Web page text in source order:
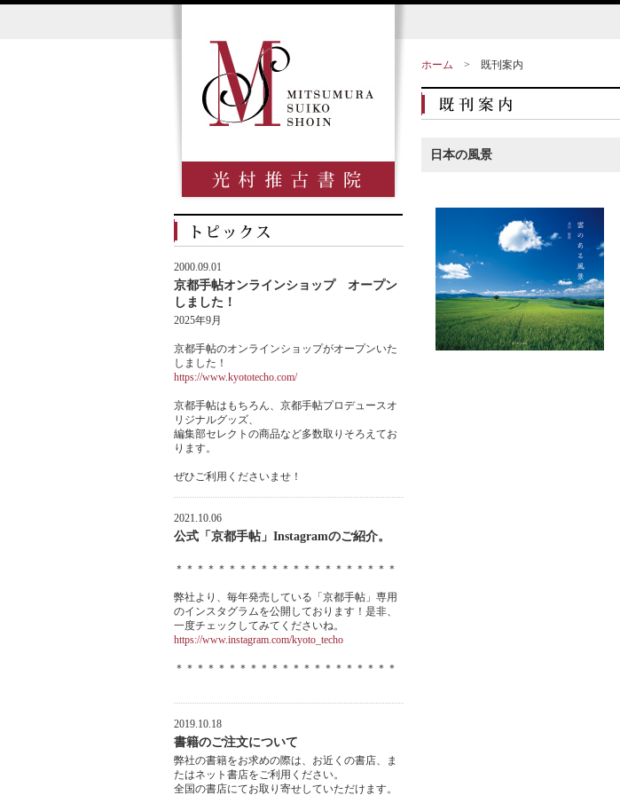
ホーム > 既刊案内
日本の風景
2000.09.01
京都手帖オンラインショップ オープン
しました！
2025年9月
京都手帖のオンラインショップがオープンいた
しました！
https://www.kyototecho.com/
京都手帖はもちろん、京都手帖プロデュースオ
リジナルグッズ、
編集部セレクトの商品など多数取りそろえてお
ります。
ぜひご利用くださいませ！
2021.10.06
公式「京都手帖」Instagramのご紹介。
＊＊＊＊＊＊＊＊＊＊＊＊＊＊＊＊＊＊＊＊＊
弊社より、毎年発売している「京都手帖」専用
のインスタグラムを公開しております！是非、
一度チェックしてみてくださいね。
https://www.instagram.com/kyoto_techo
＊＊＊＊＊＊＊＊＊＊＊＊＊＊＊＊＊＊＊＊＊
2019.10.18
書籍のご注文について
弊社の書籍をお求めの際は、お近くの書店、ま
たはネット書店をご利用ください。
全国の書店にてお取り寄せしていただけます。